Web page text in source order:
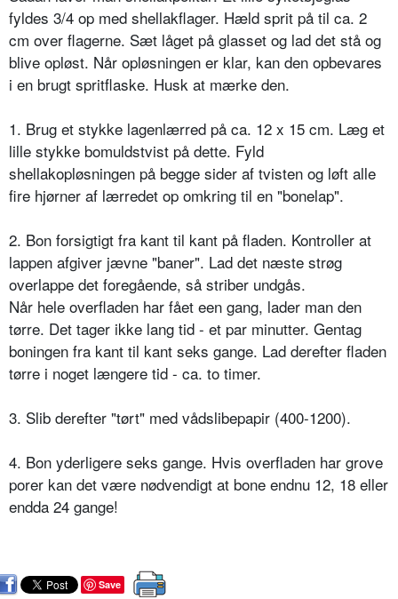
fyldes 3/4 op med shellakflager. Hæld sprit på til ca. 2
cm over flagerne. Sæt låget på glasset og lad det stå og
blive opløst. Når opløsningen er klar, kan den opbevares
i en brugt spritflaske. Husk at mærke den.
1. Brug et stykke lagenlærred på ca. 12 x 15 cm. Læg et
lille stykke bomuldstvist på dette. Fyld
shellakopløsningen på begge sider af tvisten og løft alle
fire hjørner af lærredet op omkring til en "bonelap".
2. Bon forsigtigt fra kant til kant på fladen. Kontroller at
lappen afgiver jævne "baner". Lad det næste strøg
overlappe det foregående, så striber undgås.
Når hele overfladen har fået een gang, lader man den
tørre. Det tager ikke lang tid - et par minutter. Gentag
boningen fra kant til kant seks gange. Lad derefter fladen
tørre i noget længere tid - ca. to timer.
3. Slib derefter "tørt" med vådslibepapir (400-1200).
4. Bon yderligere seks gange. Hvis overfladen har grove
porer kan det være nødvendigt at bone endnu 12, 18 eller
endda 24 gange!
Save